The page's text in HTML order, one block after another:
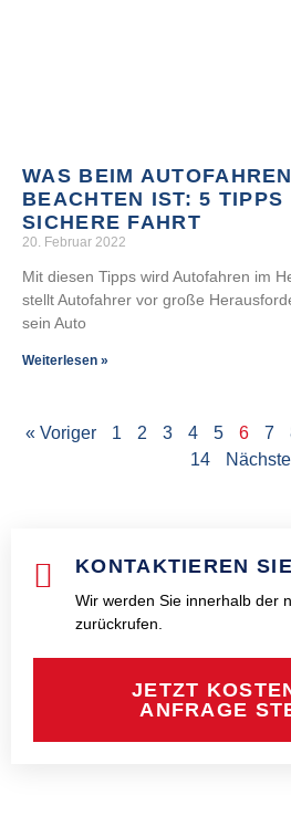
WAS BEIM
BEACHTEN IST: 5 TIPPS
SICHERE FAHRT
20. Februar 2022
Mit diesen Tipps wird Autofahren im
stellt Autofahrer vor große
sein Auto
Weiterlesen »
« Voriger 1 2 3 4 5 6 7
14
KONTAKTIEREN
Wir werden Sie innerhalb der
zurückrufen.
JETZT
ANFRAGE